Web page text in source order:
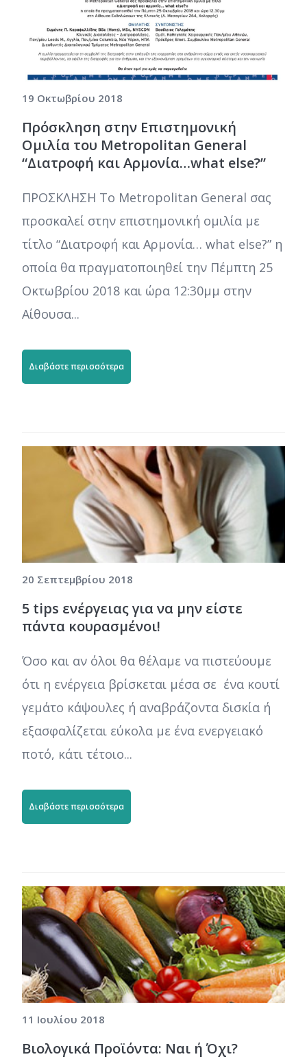
19 Οκτωβρίου 2018
Πρόσκληση στην Επιστημονική
Ομιλία του Metropolitan General
“Διατροφή και Αρμονία…what else?”
ΠΡΟΣΚΛΗΣΗ Το Metropolitan General σας
προσκαλεί στην επιστημονική ομιλία με
τίτλο “Διατροφή και Αρμονία… what else?” η
οποία θα πραγματοποιηθεί την Πέμπτη 25
Οκτωβρίου 2018 και ώρα 12:30μμ στην
Αίθουσα...
Διαβάστε περισσότερα
20 Σεπτεμβρίου 2018
5 tips ενέργειας για να μην είστε
πάντα κουρασμένοι!
Όσο και αν όλοι θα θέλαμε να πιστεύουμε
ότι η ενέργεια βρίσκεται μέσα σε ένα κουτί
γεμάτο κάψουλες ή αναβράζοντα δισκία ή
εξασφαλίζεται εύκολα με ένα ενεργειακό
ποτό, κάτι τέτοιο...
Διαβάστε περισσότερα
11 Ιουλίου 2018
Βιολογικά Προϊόντα: Ναι ή Όχι?